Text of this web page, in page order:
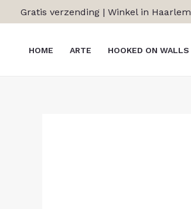
naar
Gratis verzending | Winkel in Haarlem
HOME ARTE HOOKED ON WALLS